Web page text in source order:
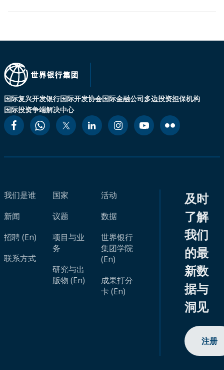
国际复兴开发银行国际开发协会国际金融公司多边投资担保机构
国际投资争端解决中心
我们是谁
新闻
招聘 (En)
联系方式
国家
议题
项目与业
务
研究与出
版物 (En)
活动
数据
世界银行
集团学院
(En)
成果打分
卡 (En)
及时
了解
我们
的最
新数
据与
洞见
注册